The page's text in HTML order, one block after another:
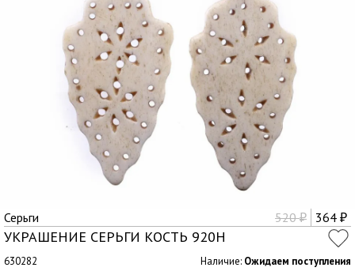
Серьги 520₽ 364 ₽
УКРАШЕНИЕ СЕРЬГИ КОСТЬ 920Н
630282 Наличие: Ожидаем поступления